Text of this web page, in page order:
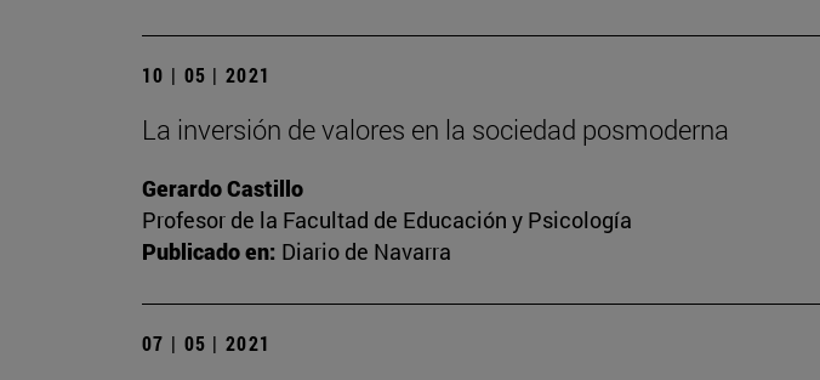
10 | 05 | 2021
La inversión de valores en la sociedad posmoderna
Gerardo Castillo
Profesor de la Facultad de Educación y Psicología
Publicado en: Diario de Navarra
07 | 05 | 2021